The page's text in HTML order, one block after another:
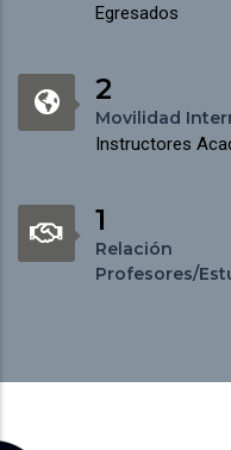
Egresados
2
Movilidad
Instructores
1
Relación
Profesores/